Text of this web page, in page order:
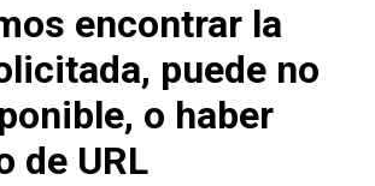
encontrar la
puede no
o haber
de URL